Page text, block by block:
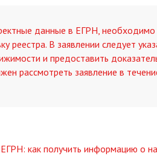
данные в ЕГРН, необходимо
реестра. В заявлении следует
и предоставить
рассмотреть заявление в
как получить информацию о